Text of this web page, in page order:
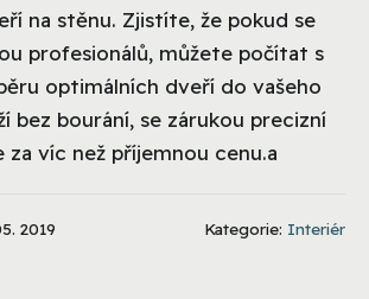
na stěnu. Zjistíte, že pokud se
profesionálů, můžete počítat s
optimálních dveří do vašeho
bez bourání, se zárukou precizní
za víc než příjemnou cenu.a
2019 Kategorie: Interiér